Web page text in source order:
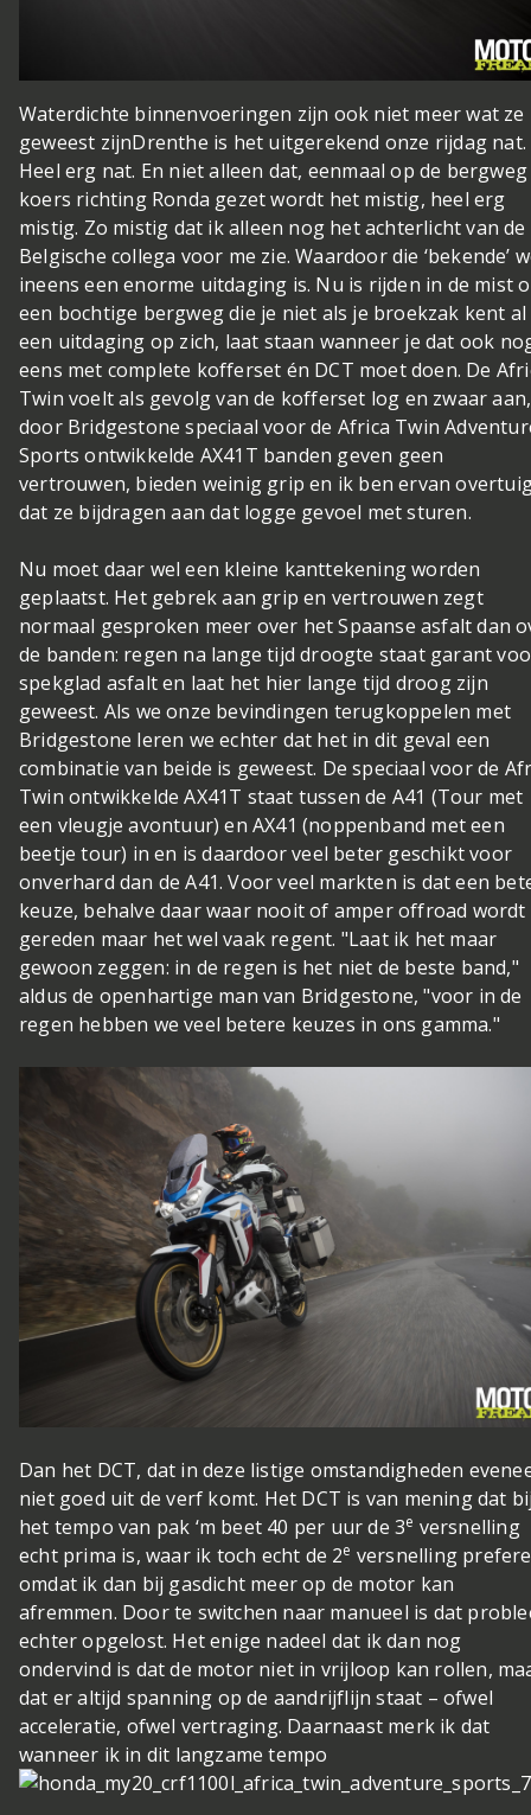
Waterdichte binnenvoeringen zijn ook niet meer wat ze
geweest zijnDrenthe is het uitgerekend onze rijdag nat.
Heel erg nat. En niet alleen dat, eenmaal op de bergweg
koers richting Ronda gezet wordt het mistig, heel erg
mistig. Zo mistig dat ik alleen nog het achterlicht van de
Belgische collega voor me zie. Waardoor die ‘bekende’
ineens een enorme uitdaging is. Nu is rijden in de mist
een bochtige bergweg die je niet als je broekzak kent al
een uitdaging op zich, laat staan wanneer je dat ook
eens met complete kofferset én DCT moet doen. De
Twin voelt als gevolg van de kofferset log en zwaar
door Bridgestone speciaal voor de Africa Twin
Sports ontwikkelde AX41T banden geven geen
vertrouwen, bieden weinig grip en ik ben ervan
dat ze bijdragen aan dat logge gevoel met sturen.
Nu moet daar wel een kleine kanttekening worden
geplaatst. Het gebrek aan grip en vertrouwen zegt
normaal gesproken meer over het Spaanse asfalt dan
de banden: regen na lange tijd droogte staat garant
spekglad asfalt en laat het hier lange tijd droog zijn
geweest. Als we onze bevindingen terugkoppelen met
Bridgestone leren we echter dat het in dit geval een
combinatie van beide is geweest. De speciaal voor de
Twin ontwikkelde AX41T staat tussen de A41 (Tour met
een vleugje avontuur) en AX41 (noppenband met een
beetje tour) in en is daardoor veel beter geschikt voor
onverhard dan de A41. Voor veel markten is dat een
keuze, behalve daar waar nooit of amper offroad wordt
gereden maar het wel vaak regent. "Laat ik het maar
gewoon zeggen: in de regen is het niet de beste band,"
aldus de openhartige man van Bridgestone, "voor in de
regen hebben we veel betere keuzes in ons gamma."
Dan het DCT, dat in deze listige omstandigheden
niet goed uit de verf komt. Het DCT is van mening dat
het tempo van pak ‘m beet 40 per uur de 3e versnelling
echt prima is, waar ik toch echt de 2e versnelling
omdat ik dan bij gasdicht meer op de motor kan
afremmen. Door te switchen naar manueel is dat
echter opgelost. Het enige nadeel dat ik dan nog
ondervind is dat de motor niet in vrijloop kan rollen,
dat er altijd spanning op de aandrijflijn staat – ofwel
acceleratie, ofwel vertraging. Daarnaast merk ik dat
wanneer ik in dit langzame tempo